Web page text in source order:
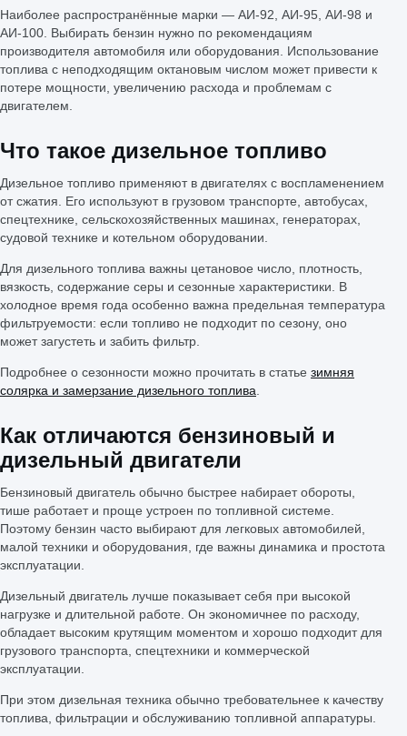
Наиболее распространённые марки — АИ-92, АИ-95, АИ-98 и
АИ-100. Выбирать бензин нужно по рекомендациям
производителя автомобиля или оборудования. Использование
топлива с неподходящим октановым числом может привести к
потере мощности, увеличению расхода и проблемам с
двигателем.
Что такое дизельное топливо
Дизельное топливо применяют в двигателях с воспламенением
от сжатия. Его используют в грузовом транспорте, автобусах,
спецтехнике, сельскохозяйственных машинах, генераторах,
судовой технике и котельном оборудовании.
Для дизельного топлива важны цетановое число, плотность,
вязкость, содержание серы и сезонные характеристики. В
холодное время года особенно важна предельная температура
фильтруемости: если топливо не подходит по сезону, оно
может загустеть и забить фильтр.
Подробнее о сезонности можно прочитать в статье зимняя
солярка и замерзание дизельного топлива
Как отличаются бензиновый и
дизельный двигатели
Бензиновый двигатель обычно быстрее набирает обороты,
тише работает и проще устроен по топливной системе.
Поэтому бензин часто выбирают для легковых автомобилей,
малой техники и оборудования, где важны динамика и простота
эксплуатации.
Дизельный двигатель лучше показывает себя при высокой
нагрузке и длительной работе. Он экономичнее по расходу,
обладает высоким крутящим моментом и хорошо подходит для
грузового транспорта, спецтехники и коммерческой
эксплуатации.
При этом дизельная техника обычно требовательнее к качеству
топлива, фильтрации и обслуживанию топливной аппаратуры.